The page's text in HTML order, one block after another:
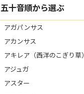
五十音順から選ぶ
アガパンサス
アカンサス
アキレア（西洋のこぎり草）
アジュガ
アスター